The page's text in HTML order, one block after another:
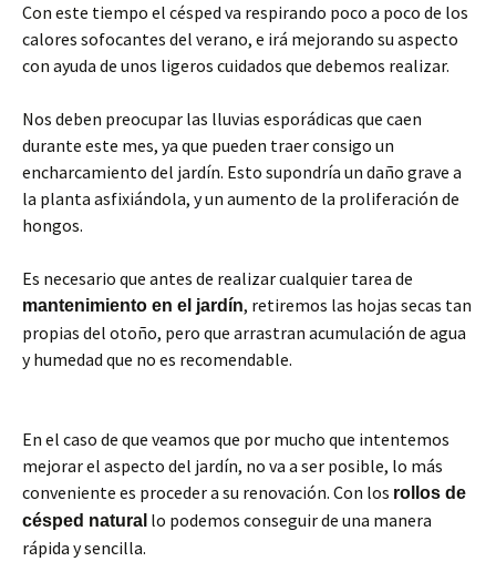
Con este tiempo el césped va respirando poco a poco de los
calores sofocantes del verano, e irá mejorando su aspecto
con ayuda de unos ligeros cuidados que debemos realizar.
Nos deben preocupar las lluvias esporádicas que caen
durante este mes, ya que pueden traer consigo un
encharcamiento del jardín. Esto supondría un daño grave a
la planta asfixiándola, y un aumento de la proliferación de
hongos.
Es necesario que antes de realizar cualquier tarea de
mantenimiento en el jardín, retiremos las hojas secas tan
propias del otoño, pero que arrastran acumulación de agua
y humedad que no es recomendable.
En el caso de que veamos que por mucho que intentemos
mejorar el aspecto del jardín, no va a ser posible, lo más
conveniente es proceder a su renovación. Con los rollos de
césped natural lo podemos conseguir de una manera
rápida y sencilla.